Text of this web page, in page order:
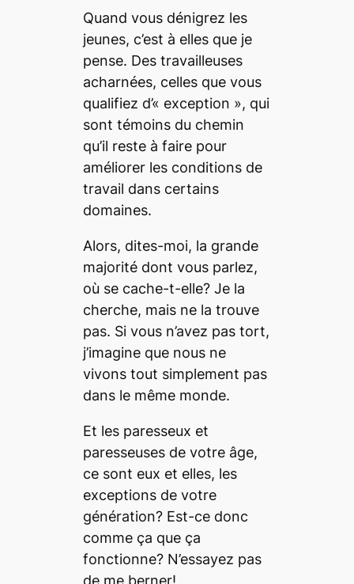
Quand vous dénigrez les
jeunes, c’est à elles que je
pense. Des travailleuses
acharnées, celles que vous
qualifiez d’« exception », qui
sont témoins du chemin
qu’il reste à faire pour
améliorer les conditions de
travail dans certains
domaines.
Alors, dites-moi, la grande
majorité dont vous parlez,
où se cache-t-elle? Je la
cherche, mais ne la trouve
pas. Si vous n’avez pas tort,
j’imagine que nous ne
vivons tout simplement pas
dans le même monde.
Et les paresseux et
paresseuses de votre âge,
ce sont eux et elles, les
exceptions de votre
génération? Est-ce donc
comme ça que ça
fonctionne? N’essayez pas